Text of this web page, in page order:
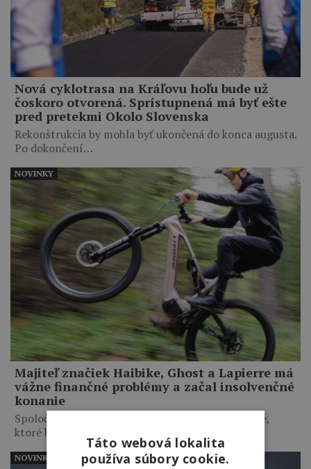
Nová cyklotrasa na Kráľovu hoľu bude už
čoskoro otvorená. Sprístupnená má byť ešte
pred pretekmi Okolo Slovenska
Rekonštrukcia by mohla byť ukončená do konca augusta.
Po dokončení…
Majiteľ značiek Haibike, Ghost a Lapierre má
vážne finančné problémy a začal insolvenčné
konanie
Spoločnosť Accell Group nedokázala nájsť riešenie,
ktoré by umožnilo pokračovať…
NOVINKY
NOVINKY
Táto webová lokalita
používa súbory cookie.